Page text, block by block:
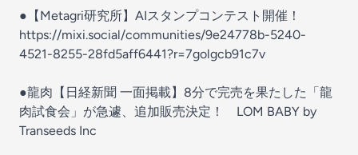
●【Metagri研究所】AIスタンプコンテスト開催！
https://mixi.social/communities/9e24778b-5240-
4521-8255-28fd5aff6441?r=7golgcb91c7v
●龍肉【日経新聞 一面掲載】8分で完売を果たした「龍
肉試食会」が急遽、追加販売決定！ LOM BABY by
Transeeds Inc